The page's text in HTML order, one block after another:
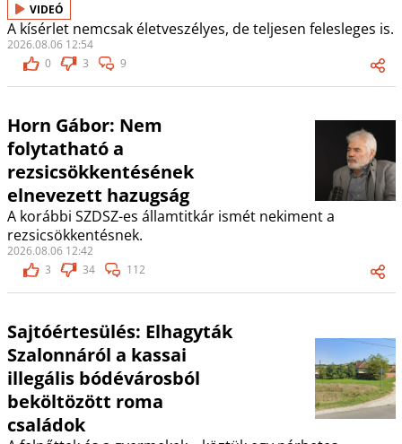
VIDEÓ
A kísérlet nemcsak életveszélyes, de teljesen felesleges is.
2026.08.06 12:54
0
3 9
Horn Gábor: Nem
folytatható a
rezsicsökkentésének
elnevezett hazugság
A korábbi SZDSZ-es államtitkár ismét nekiment a
rezsicsökkentésnek.
2026.08.06 12:42
3
34 112
Sajtóértesülés: Elhagyták
Szalonnáról a kassai
illegális bódévárosból
beköltözött roma
családok